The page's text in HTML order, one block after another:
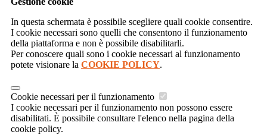
In questa schermata è possibile scegliere quali cookie consentire.
I cookie necessari sono quelli che consentono il funzionamento
della piattaforma e non è possibile disabilitarli.
Per conoscere quali sono i cookie necessari al funzionamento
potete visionare la COOKIE POLICY.
Cookie necessari per il funzionamento
I cookie necessari per il funzionamento non possono essere
disabilitati. È possibile consultare l'elenco nella pagina della
cookie policy.